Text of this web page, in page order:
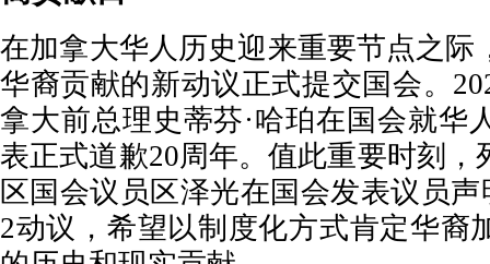
在加拿大华人历史迎来重要节点之际
华裔贡献的新动议正式提交国会。
拿大前总理史蒂芬·哈珀在国会就华
表正式道歉20周年。值此重要时刻
区国会议员区泽光在国会发表议员
2动议，希望以制度化方式肯定华裔